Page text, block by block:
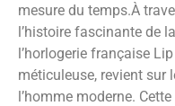
mesure du temps.À
l’histoire fascinante de
l’horlogerie française
méticuleuse, revient sur
l’homme moderne.